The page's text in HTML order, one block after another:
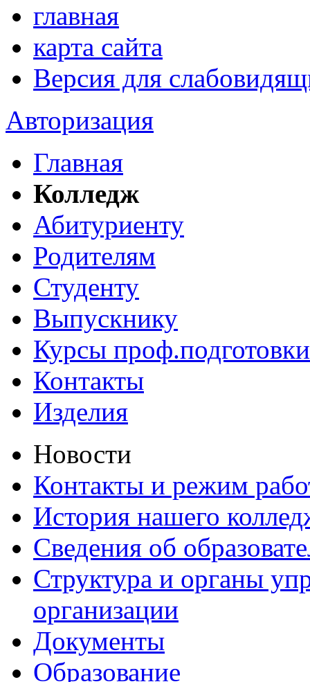
главная
карта сайта
Версия для
Авторизация
Главная
Колледж
Абитуриенту
Родителям
Студенту
Выпускнику
Курсы проф.подготовки
Контакты
Изделия
Новости
Контакты и режим
История нашего
Сведения об
Структура и органы
организации
Документы
Образование